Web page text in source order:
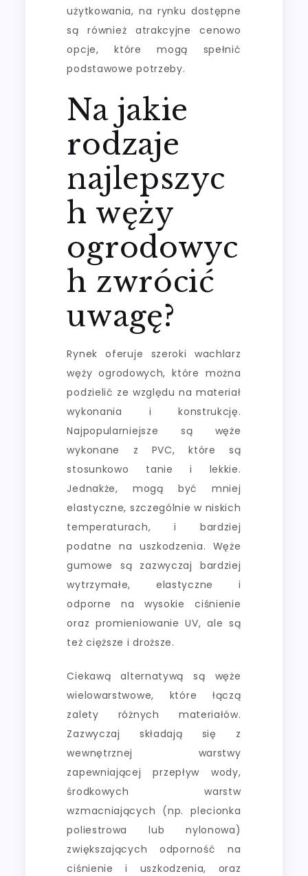
użytkowania, na rynku dostępne
są również atrakcyjne cenowo
opcje, które mogą spełnić
podstawowe potrzeby.
Na jakie
rodzaje
najlepszyc
h węży
ogrodowyc
h zwrócić
uwagę?
Rynek oferuje szeroki wachlarz
węży ogrodowych, które można
podzielić ze względu na materiał
wykonania i konstrukcję.
Najpopularniejsze są węże
wykonane z PVC, które są
stosunkowo tanie i lekkie.
Jednakże, mogą być mniej
elastyczne, szczególnie w niskich
temperaturach, i bardziej
podatne na uszkodzenia. Węże
gumowe są zazwyczaj bardziej
wytrzymałe, elastyczne i
odporne na wysokie ciśnienie
oraz promieniowanie UV, ale są
też cięższe i droższe.
Ciekawą alternatywą są węże
wielowarstwowe, które łączą
zalety różnych materiałów.
Zazwyczaj składają się z
wewnętrznej warstwy
zapewniającej przepływ wody,
środkowych warstw
wzmacniających (np. plecionka
poliestrowa lub nylonowa)
zwiększających odporność na
ciśnienie i uszkodzenia, oraz